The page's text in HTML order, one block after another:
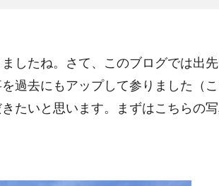
したね。さて、このブログでは出
過去にもアップして参りました（
たいと思います。まずはこちらの